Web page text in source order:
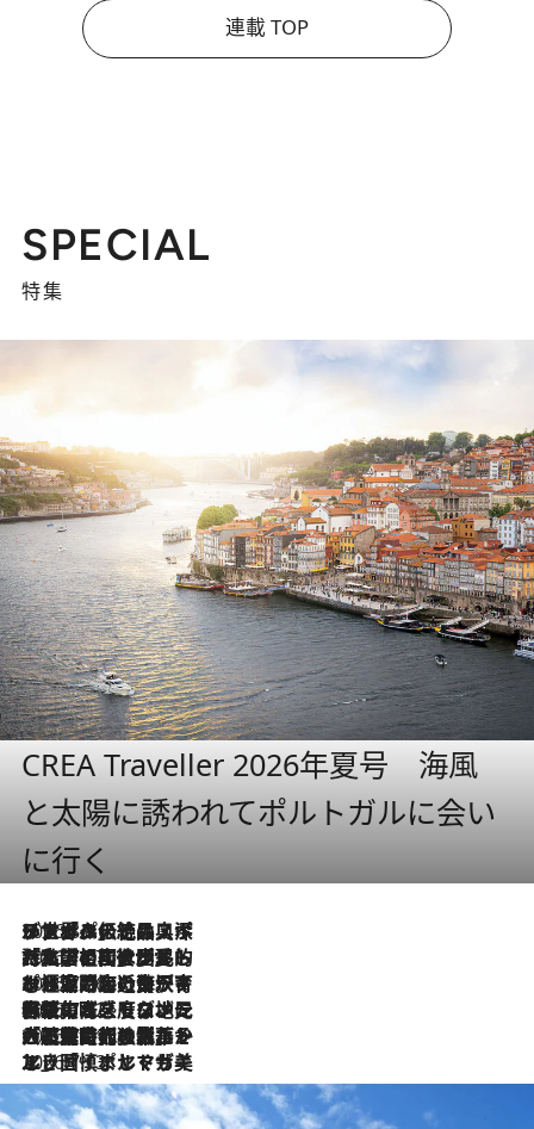
連載 TOP
SPECIAL
特集
CREA Traveller 2026年夏号 海風
と太陽に誘われてポルトガルに会い
に行く
2026.8.8
リスボンの絶品スイーツ「パステル・デ・ナタ」とは？ポルトガル伝統の奥深い世界へ
2026.7.27
「私の祖国はポルトガル語です」国民的詩人フェルナンド・ペソアと、彼が愛した文学の街を歩く
2026.7.26
ポルトガル近海が育む極上の海の幸。キリリと冷えた白ワインと愉しむ、シーフード専門店の贅沢
2026.7.22
伝統の味をモダンに昇華。高感度な地元客が集う、リスボンの最旬ガストロノミー
2026.7.21
大航海時代の栄華から、震災、独裁、そして革命へ。ポルトガル・首都リスボンの石畳に刻まれた「歴史の光と影」
2026.7.13
エッセイ・ヤマザキマリ「慎ましくも美しき国 ポルトガル」